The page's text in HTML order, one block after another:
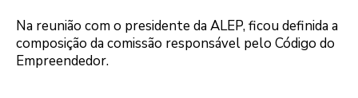
Na reunião com o presidente da ALEP, ficou definida a
composição da comissão responsável pelo Código do
Empreendedor.